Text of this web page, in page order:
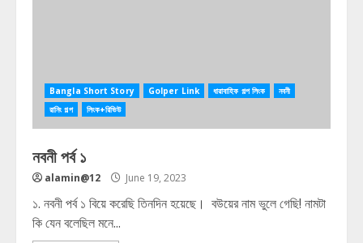
Bangla Short Story Golper Link ধারাবাহিক গল্প লিংক
নবনী
রানিং গল্প
লিংক+রিভিউ
নবনী পর্ব ১
alamin@12 June 19, 2023
১. নবনী পর্ব ১ বিয়ে করেছি তিনদিন হয়েছে। বউয়ের নাম ভুলে গেছি! নামটা
কি যেন বলেছিল মনে...